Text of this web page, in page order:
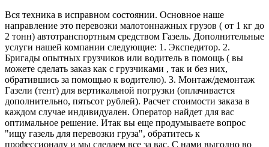
Вся техника в исправном состоянии. Основное наше
направление это перевозки малотоннажных грузов ( от 1 кг до
2 тонн) автотранспортным средством Газель. Дополнительные
услуги нашей компании следующие: 1. Экспедитор. 2.
Бригады опытных грузчиков или водитель в помощь ( вы
можете сделать заказ как с грузчиками , так и без них,
обратившись за помощью к водителю). 3. Монтаж/демонтаж
Газели (тент) для вертикальной погрузки (оплачивается
дополнительно, пятьсот рублей). Расчет стоимости заказа в
каждом случае индивидуален. Оператор найдет для вас
оптимальное решение. Итак вы еще продумываете вопрос
"ищу газель для перевозки груза", обратитесь к
профессионалу и мы сделаем все за вас. С нами выгодно во